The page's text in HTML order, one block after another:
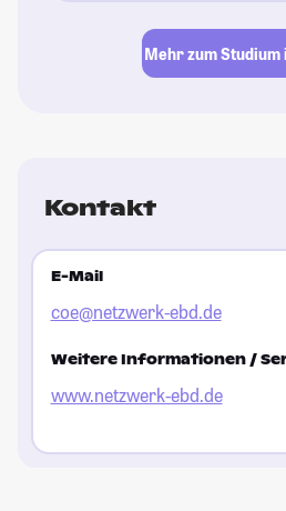
Mehr zum Studium
Kontakt
E-Mail
coe@netzwerk-ebd.de
Weitere Informationen /
www.netzwerk-ebd.de